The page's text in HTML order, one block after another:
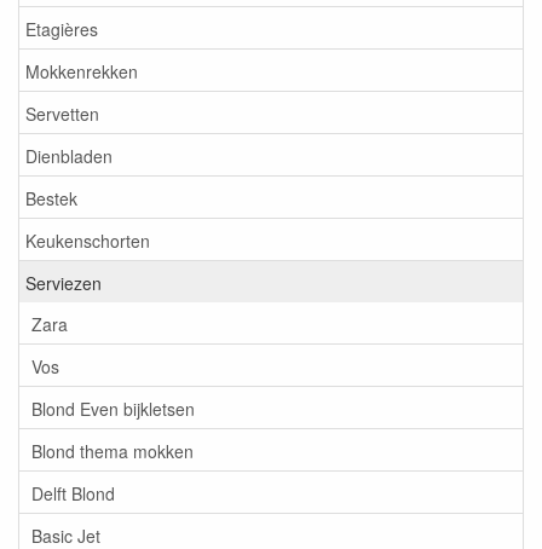
Etagières
Mokkenrekken
Servetten
Dienbladen
Bestek
Keukenschorten
Serviezen
Zara
Vos
Blond Even bijkletsen
Blond thema mokken
Delft Blond
Basic Jet